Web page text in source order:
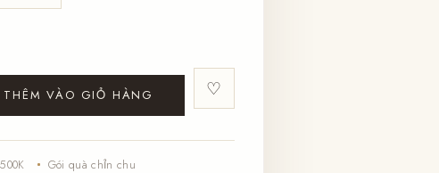
THÊM VÀO GIỎ HÀNG ♡
Gói quà chỉn chu